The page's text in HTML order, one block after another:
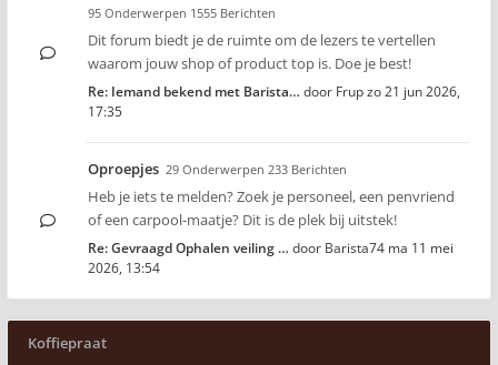
95 Onderwerpen 1555 Berichten
Dit forum biedt je de ruimte om de lezers te vertellen
waarom jouw shop of product top is. Doe je best!
Re: Iemand bekend met Barista… door Frupzo 21 jun 2026,
17:35
Oproepjes 29 Onderwerpen 233 Berichten
Heb je iets te melden? Zoek je personeel, een penvriend
of een carpool-maatje? Dit is de plek bij uitstek!
Re: Gevraagd Ophalen veiling … door Barista74 ma 11 mei
2026, 13:54
Koffiepraat